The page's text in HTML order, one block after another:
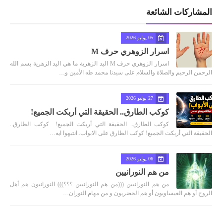
المشاركات الشائعة
05 يوليو 2026
اسرار الزوهري حرف M
اسرار الزوهري حرف M اليد الزهرية ما هي اليد الزهرية بسم الله
الرحمن الرحيم والصلاة والسلام على سيدنا محمد طه الأمين و…
27 يوليو 2026
كوكب الطارق.. الحقيقة التي أربكت الجميع!
كوكب الطارق.. الحقيقة التي أربكت الجميع! كوكب الطارق..
الحقيقة التي أربكت الجميع! كوكب الطارق على الابواب..انتبهوا ايه…
06 يوليو 2026
من هم النورانيين
من هم النورانيين (((من هم النورانيين ؟؟؟))) النورانيون هم أهل
الروح أو هم العيساويون أو هم الخضريون و من مهام النوران…